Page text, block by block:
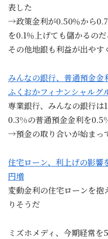
表した
→政策金利が0.50％から
を0.1％上げても儲かるのだ
その他地銀も利益が出やす
みんなの銀行、普通預金
ふくおかフィナンシャルグ
専業銀行、みんなの銀行は
0.3%の普通預金金利を
→預金の取り合いが始まっ
住宅ローン、利上げの影
円増
変動金利の住宅ローンを
りそうだ
ミズホメディ、今期経常